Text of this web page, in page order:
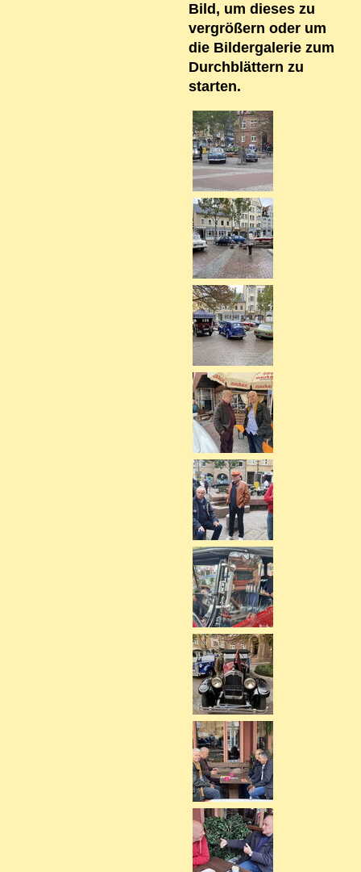
Bild, um dieses zu
vergrößern oder um
die Bildergalerie zum
Durchblättern zu
starten.